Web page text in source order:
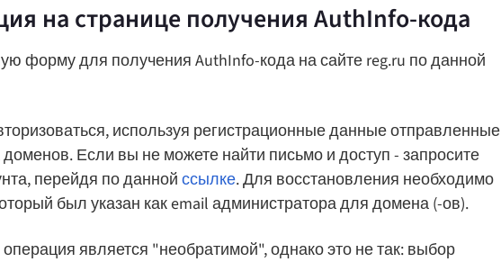
на странице получения AuthInfo-кода
форму для получения AuthInfo-кода на сайте reg.ru по данной
используя регистрационные данные отправленные
Если вы не можете найти письмо и доступ - запросите
перейдя по данной ссылке. Для восстановления необходимо
был указан как email администратора для домена (-ов).
является "необратимой", однако это не так: выбор